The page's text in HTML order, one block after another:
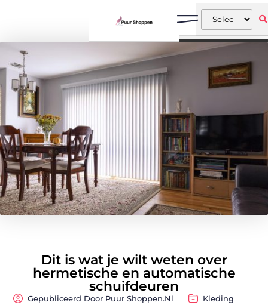
Dit is wat je wilt weten over
hermetische en automatische
schuifdeuren
Gepubliceerd Door Puur Shoppen.nl Kleding